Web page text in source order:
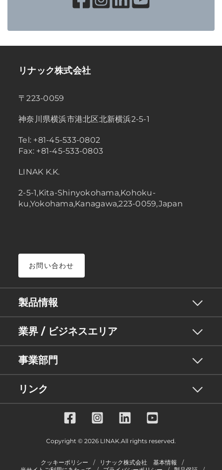
リナック株式会社
〒223-0059
神奈川県横浜市港北区北新横浜2-5-1
Tel: +81-45-533-0802
Fax: +81-45-533-0803
LINAK K.K.
2-5-1,Kita-Shinyokohama,Kohoku-
ku,Yokohama,Kanagawa,223-0059,Japan
お問い合わせ
製品情報
業界 / ビジネスエリア
事業部門
リンク
Copyright © 2026 LINAK.All rights reserved.
クッキーポリシー
リナック株式会社 基本情報